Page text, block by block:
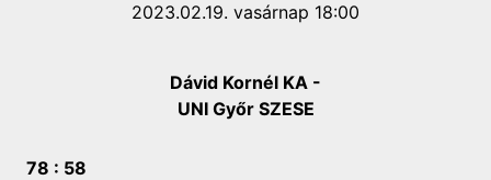
2023.02.19. vasárnap 18:00
Dávid Kornél KA -
UNI Győr SZESE
78 : 58